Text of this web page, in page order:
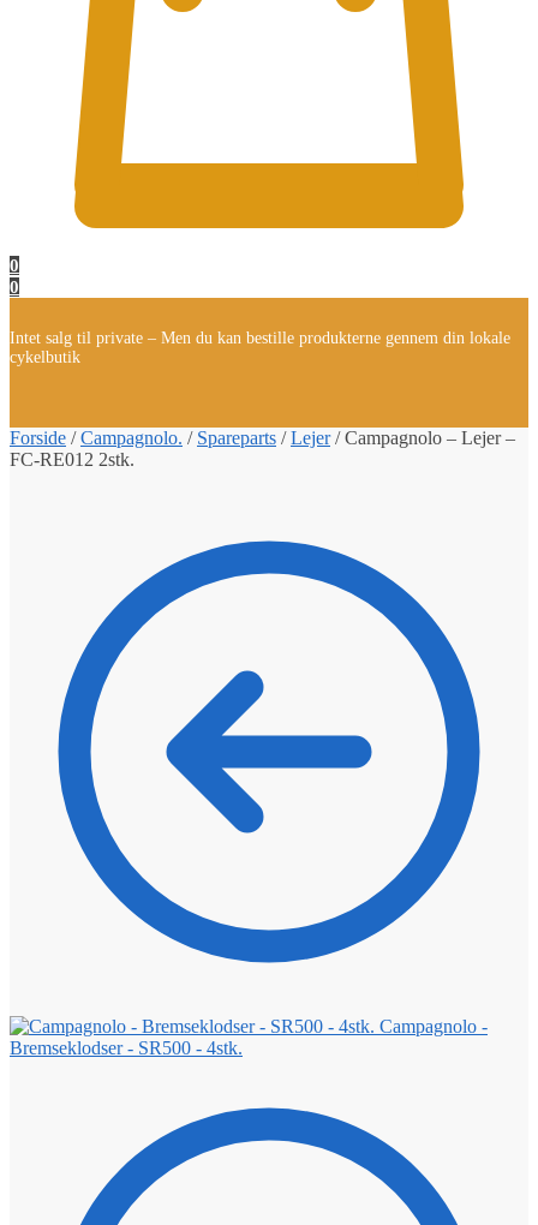
0
0
Intet salg til private – Men du kan bestille produkterne gennem din lokale
cykelbutik
Forside /Campagnolo. / Spareparts /Lejer/Campagnolo – Lejer –
FC-RE012 2stk.
Campagnolo -
Bremseklodser - SR500 - 4stk.